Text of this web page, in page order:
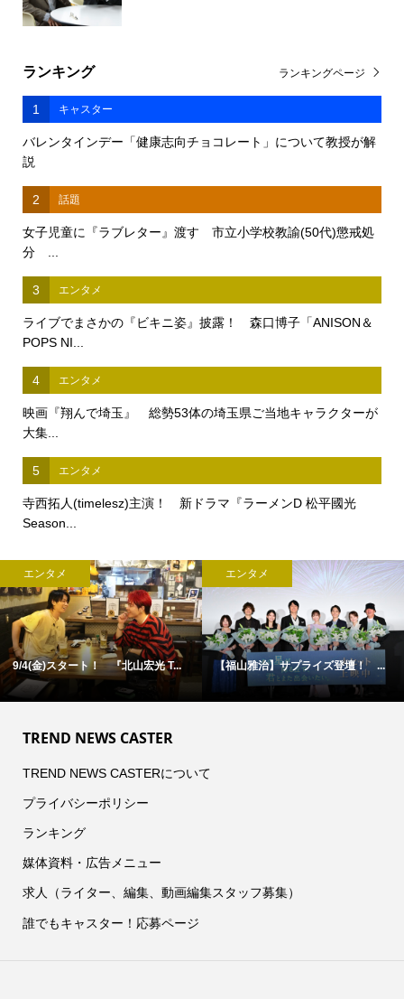
ランキング
1 キャスター
バレンタインデー「健康志向チョコレート」について教授が解
説
2 話題
女子児童に『ラブレター』渡す 市立小学校教諭(50代)懲戒処
分 ...
3 エンタメ
ライブでまさかの『ビキニ姿』披露！ 森口博子「ANISON＆
POPS NI...
4 エンタメ
映画『翔んで埼玉』 総勢53体の埼玉県ご当地キャラクターが
大集...
5 エンタメ
寺西拓人(timelesz)主演！ 新ドラマ『ラーメンD 松平國光
Season...
ランキングページ
エンタメ
9/4(金)スタート！ 『北山宏光 T...
エンタメ
【福山雅治】サプライズ登壇！ ...
TREND NEWS CASTER
TREND NEWS CASTERについて
プライバシーポリシー
ランキング
媒体資料・広告メニュー
求人（ライター、編集、動画編集スタッフ募集）
誰でもキャスター！応募ページ